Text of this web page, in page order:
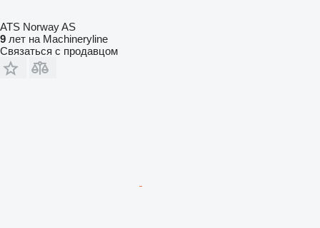
ATS Norway AS
9 лет на Machineryline
Связаться с продавцом